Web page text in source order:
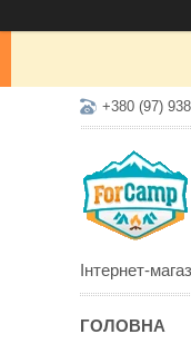
+380 (97)
Інтернет-
ГОЛОВНА